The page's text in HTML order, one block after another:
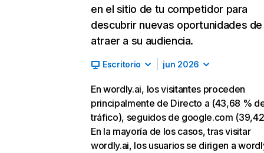
en el sitio de tu competidor para
descubrir nuevas oportunidades de
atraer a su audiencia.
Escritorio jun 2026
En wordly.ai, los visitantes proceden
principalmente de Directo a (43,68 %
tráfico), seguidos de google.com
En la mayoría de los casos, tras visitar
wordly.ai, los usuarios se dirigen a